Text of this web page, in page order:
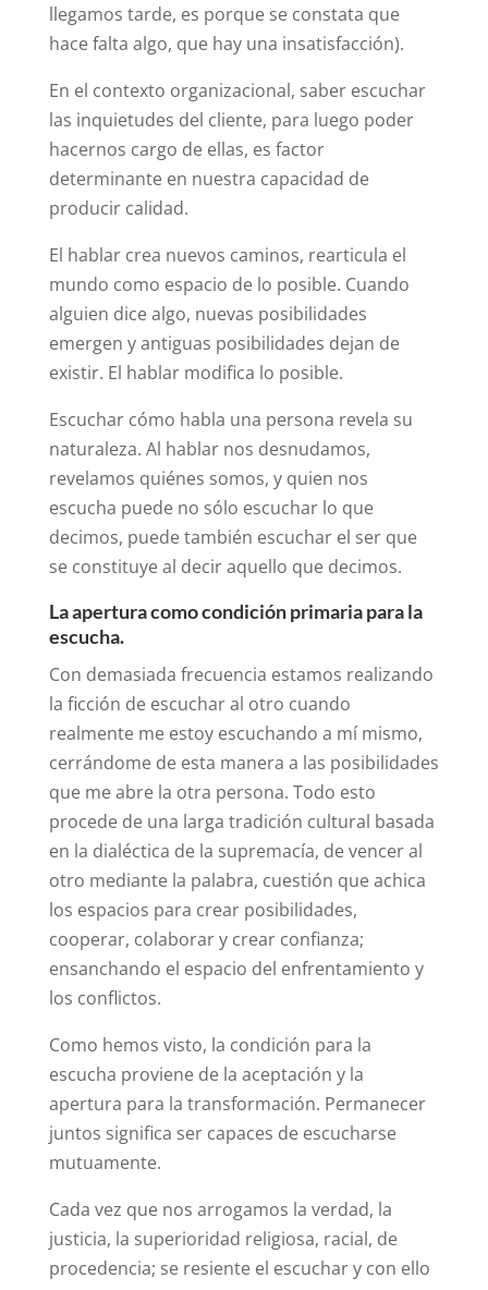
llegamos tarde, es porque se constata que
hace falta algo, que hay una insatisfacción).
En el contexto organizacional, saber escuchar
las inquietudes del cliente, para luego poder
hacernos cargo de ellas, es factor
determinante en nuestra capacidad de
producir calidad.
El hablar crea nuevos caminos, rearticula el
mundo como espacio de lo posible. Cuando
alguien dice algo, nuevas posibilidades
emergen y antiguas posibilidades dejan de
existir. El hablar modifica lo posible.
Escuchar cómo habla una persona revela su
naturaleza. Al hablar nos desnudamos,
revelamos quiénes somos, y quien nos
escucha puede no sólo escuchar lo que
decimos, puede también escuchar el ser que
se constituye al decir aquello que decimos.
La apertura como condición primaria para la
escucha.
Con demasiada frecuencia estamos realizando
la ficción de escuchar al otro cuando
realmente me estoy escuchando a mí mismo,
cerrándome de esta manera a las posibilidades
que me abre la otra persona. Todo esto
procede de una larga tradición cultural basada
en la dialéctica de la supremacía, de vencer al
otro mediante la palabra, cuestión que achica
los espacios para crear posibilidades,
cooperar, colaborar y crear confianza;
ensanchando el espacio del enfrentamiento y
los conflictos.
Como hemos visto, la condición para la
escucha proviene de la aceptación y la
apertura para la transformación. Permanecer
juntos significa ser capaces de escucharse
mutuamente.
Cada vez que nos arrogamos la verdad, la
justicia, la superioridad religiosa, racial, de
procedencia; se resiente el escuchar y con ello